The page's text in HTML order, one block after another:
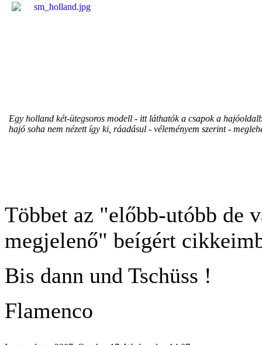
Egy holland két-ütegsoros modell - itt láthatók a csapok a
hajó soha nem nézett így ki, ráadásul - véleményem szerint -
Többet az "előbb-utóbb de
megjelenő" beígért
Bis dann und Tschüss !
Flamenco